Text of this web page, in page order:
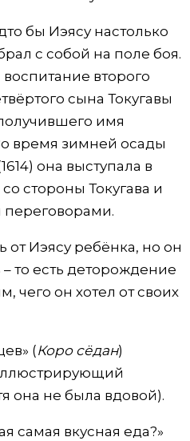
бы Иэясу настолько
с собой на поле боя.
второго
сына Токугавы
имя
время зимней осады
она выступала в
стороны Токугава и
от Иэясу ребёнка, но он
то есть деторождение
чего он хотел от своих
(Коро сёдан)
она не была вдовой).
самая вкусная еда?»